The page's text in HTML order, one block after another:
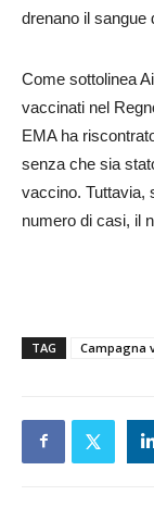
drenano il sangue
Come sottolinea
vaccinati nel
EMA ha
senza che sia
vaccino. Tuttavia,
numero di casi, il
TAG Campagna